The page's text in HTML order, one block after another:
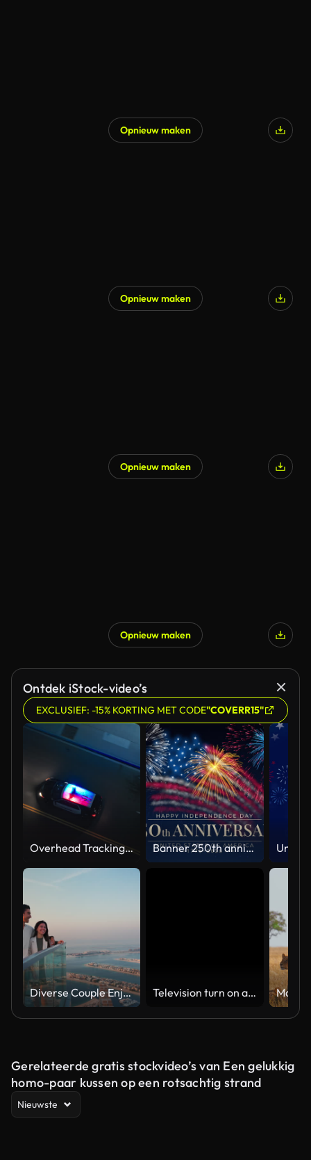
Opnieuw maken
Opnieuw maken
Opnieuw maken
Opnieuw maken
Ontdek iStock-video’s
EXCLUSIEF: -15% KORTING MET CODE"COVERR15"
Overhead Tracking Drone Shot of a Police Car Driving on a City Street with Lights On at Night Banner 250th anniversary of the USA. 250 years of independence. 4th of july 2026 usa independence day, video greeting card. US flag fireworks on blue sky background. Fourth of july. 4k seamless loop
Diverse Couple Enjoying Sunset Views from High Rise Sky Deck Overlooking Palm Jumeirah Television turn on and off. Switch on tv effect, switch off tv effect. Turn on Lcd TV effect, turn off TV effect . Led Tv on and off on black background
Gerelateerde gratis stockvideo’s van Een gelukkig
homo-paar kussen op een rotsachtig strand
Nieuwste